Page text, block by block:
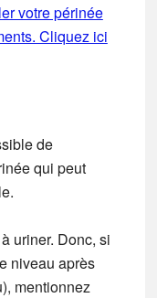
votre périnée
Cliquez ici
de
qui peut
uriner. Donc, si
niveau après
mentionnez